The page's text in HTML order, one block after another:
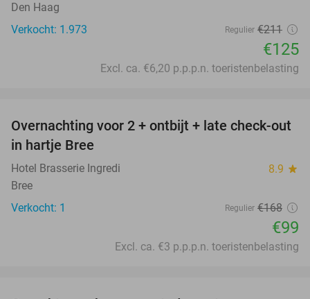
Den Haag
Verkocht: 1.973
Regulier €211
€125
Excl. ca. €6,20 p.p.p.n. toeristenbelasting
41%
TODAY
Overnachting voor 2 + ontbijt + late check-out
in hartje Bree
Hotel Brasserie Ingredi 8.9 star
Bree
Verkocht: 1
Regulier €168
€99
Excl. ca. €3 p.p.p.n. toeristenbelasting